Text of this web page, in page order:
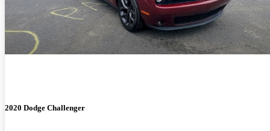
2020 Dodge Challenger